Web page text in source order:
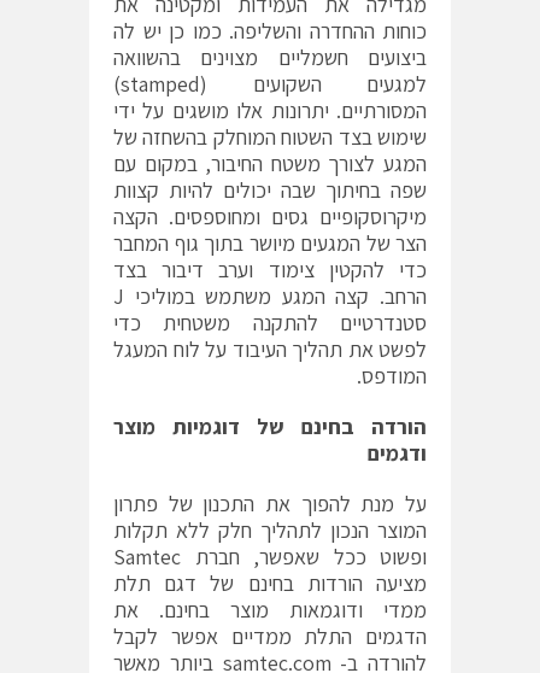
כוחות ההחדרה והשליפה. כמו כן יש לה
ביצועים חשמליים מצוינים בהשוואה
למגעים השקועים (stamped)
המסורתיים. יתרונות אלו מושגים על ידי
שימוש בצד השטוח המוחלק בהשחזה של
המגע לצורך משטח החיבור, במקום עם
שפה בחיתוך שבה יכולים להיות קצוות
מיקרוסקופיים גסים ומחוספסים. הקצה
הצר של המגעים מיושר בתוך גוף המחבר
כדי להקטין צימוד וערב דיבור בצד
הרחב. קצה המגע משתמש במוליכי J
סטנדרטיים להתקנה משטחית כדי
לפשט את תהליך העיבוד על לוח המעגל
המודפס.
הורדה בחינם של דוגמיות מוצר
ודגמים
על מנת להפוך את התכנון של פתרון
המוצר הנכון לתהליך חלק ללא תקלות
ופשוט ככל שאפשר, חברת Samtec
מציעה הורדות בחינם של דגם תלת
ממדי ודוגמאות מוצר בחינם. את
הדגמים התלת ממדיים אפשר לקבל
להורדה ב- samtec.com ביותר מאשר